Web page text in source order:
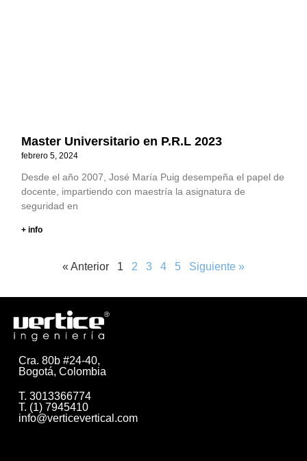
Master Universitario en P.R.L 2023
febrero 5, 2024
Desde el año 2007, José María Puig desempeña el papel de
docente, impartiendo con maestría la asignatura de
seguridad en
+ info
« Anterior 1 2 3 4 5 Siguiente »
Cra. 80b #24-40,
Bogotá, Colombia
T. 3013366774
T. (1) 7945410
info@verticevertical.com